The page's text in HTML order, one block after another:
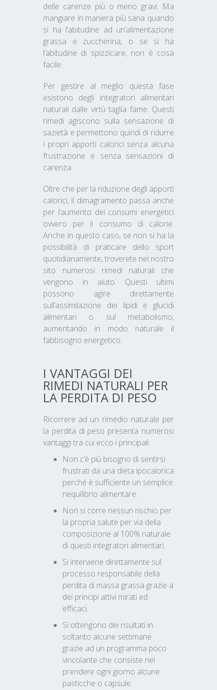
delle carenze più o meno gravi. Ma
mangiare in maniera più sana quando
si ha l’abitudine ad un’alimentazione
grassa e zuccherina, o se si ha
l’abitudine di spizzicare, non è cosa
facile.
Per gestire al meglio questa fase
esistono degli integratori alimentari
naturali dalle virtù taglia fame. Questi
rimedi agiscono sulla sensazione di
sazietà e permettono quindi di ridurre
i propri apporti calorici senza alcuna
frustrazione e senza sensazioni di
carenza.
Oltre che per la riduzione degli apporti
calorici, il dimagramento passa anche
per l’aumento dei consumi energetici
ovvero per il consumo di calorie.
Anche in questo caso, se non si ha la
possibilità di praticare dello sport
quotidianamente, troverete nel nostro
sito numerosi rimedi naturali che
vengono in aiuto. Questi ultimi
possono agire direttamente
sull’assimilazione dei lipidi e glucidi
alimentari o sul metabolismo,
aumentando in modo naturale il
fabbisogno energetico.
I VANTAGGI DEI
RIMEDI NATURALI PER
LA PERDITA DI PESO
Ricorrere ad un rimedio naturale per
la perdita di peso presenta numerosi
vantaggi tra cui ecco i principali:
Non c’è più bisogno di sentirsi
frustrati da una dieta ipocalorica
perché è sufficiente un semplice
riequilibrio alimentare.
Non si corre nessun rischio per
la propria salute per via della
composizione al 100% naturale
di questi integratori alimentari.
Si interviene direttamente sul
processo responsabile della
perdita di massa grassa grazie a
dei principi attivi mirati ed
efficaci.
Si ottengono dei risultati in
soltanto alcune settimane
grazie ad un programma poco
vincolante che consiste nel
prendere ogni giorno alcune
pasticche o capsule.